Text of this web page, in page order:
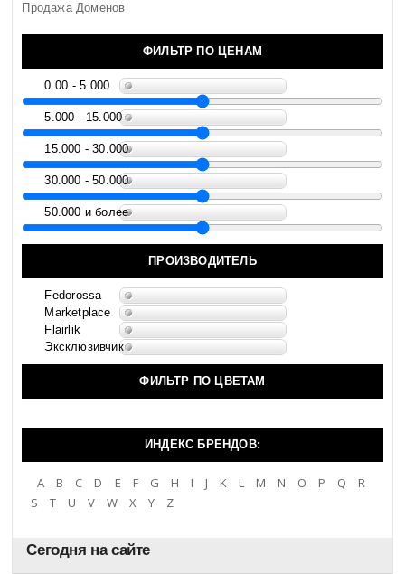
Продажа Доменов
ФИЛЬТР ПО ЦЕНАМ
0.00 - 5.000
5.000 - 15.000
15.000 - 30.000
30.000 - 50.000
50.000 и более
ПРОИЗВОДИТЕЛЬ
Fedorossa
Marketplace
Flairlik
Эксклюзивчик
ФИЛЬТР ПО ЦВЕТАМ
ИНДЕКС БРЕНДОВ:
A B C D E F G H I J K L M N O P Q
R
S
T U V W X Y Z
Сегодня на сайте